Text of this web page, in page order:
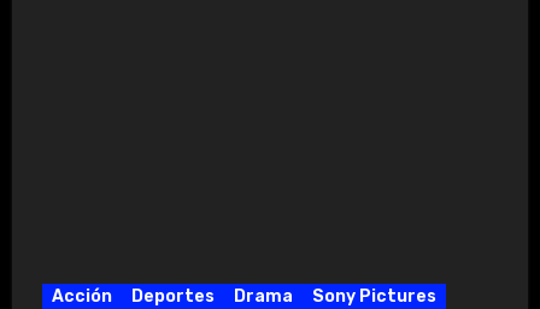
Acción Deportes Drama Sony Pictures